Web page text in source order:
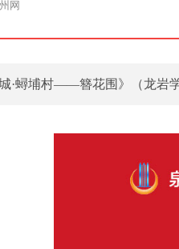
网
城·蟳埔村——簪花围》（龙岩